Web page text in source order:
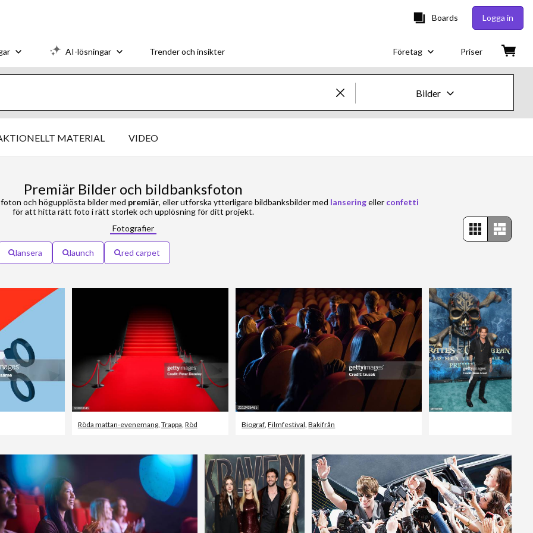
Boards Logga in
AI-lösningar Trender och insikter Företag Priser
Bilder
Redaktionellt
MATERIAL VIDEO
Premiär Bilder och bildbanksfoton
och högupplösta bilder med premiär, eller utforska ytterligare bildbanksbilder med lanseringeller confetti
för att hitta rätt foto i rätt storlek och upplösning för ditt projekt.
Fotografier
lansera launch red carpet
Röda mattan-evenemang, Trappa, Röd Biograf,Filmfestival,Bakifrån